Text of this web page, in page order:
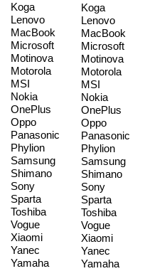
Koga
Lenovo
MacBook
Microsoft
Motinova
Motorola
MSI
Nokia
OnePlus
Oppo
Panasonic
Phylion
Samsung
Shimano
Sony
Sparta
Toshiba
Vogue
Xiaomi
Yanec
Yamaha
Koga
Lenovo
MacBook
Microsoft
Motinova
Motorola
MSI
Nokia
OnePlus
Oppo
Panasonic
Phylion
Samsung
Shimano
Sony
Sparta
Toshiba
Vogue
Xiaomi
Yanec
Yamaha